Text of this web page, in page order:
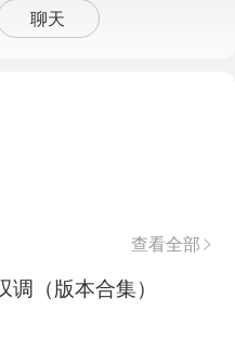
聊天
查看全部
（版本合集）